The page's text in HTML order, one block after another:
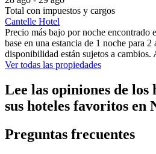
Total con impuestos y cargos
Cantelle Hotel
Precio más bajo por noche encontrado
base en una estancia de 1 noche para
disponibilidad están sujetos a
Ver todas las propiedades
Lee las opiniones de los
sus hoteles favoritos en
Preguntas frecuentes